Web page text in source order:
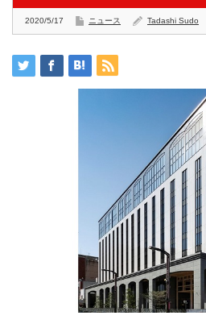
2020/5/17 ニュース Tadashi Sudo